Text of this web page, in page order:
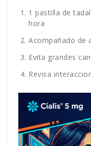
1 pastilla de
hora
Acompañado de
Evita grandes
Revisa